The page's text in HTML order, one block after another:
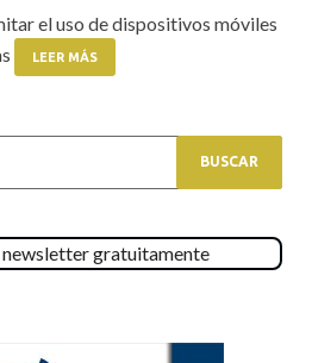
el uso de dispositivos móviles
LEER MÁS
newsletter gratuitamente